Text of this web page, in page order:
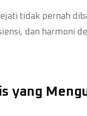
tidak pernah
dan harmoni
yang